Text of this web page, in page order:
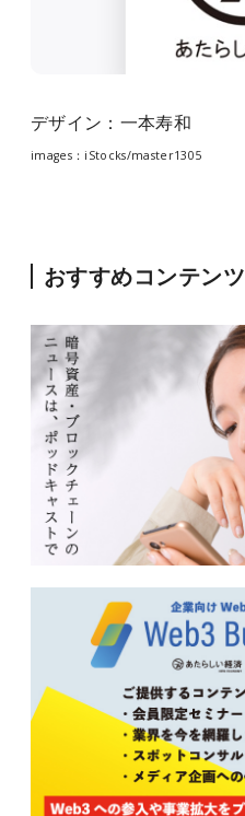
デザイン：一本寿和
images：iStocks/master1305
おすすめコンテンツ